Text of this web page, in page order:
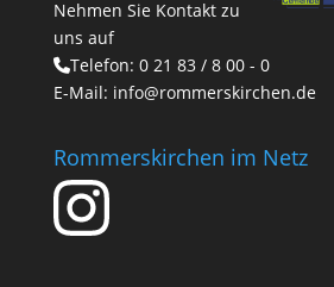
Nehmen Sie Kontakt zu
uns auf
Telefon: 0 21 83 / 8 00 - 0
E-Mail: info@rommerskirchen.de
Rommerskirchen im Netz